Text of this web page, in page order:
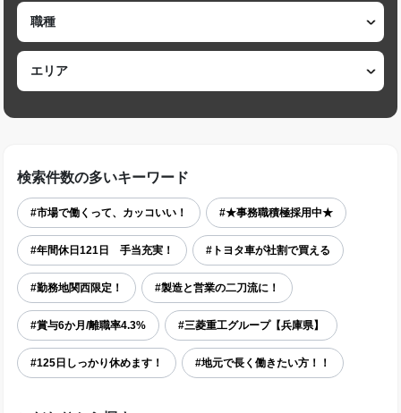
検索件数の多いキーワード
#市場で働くって、カッコいい！ #★事務職積極採用中★
#年間休日121日 手当充実！ #トヨタ車が社割で買える
#勤務地関西限定！ #製造と営業の二刀流に！
#賞与6か月/離職率4.3% #三菱重工グループ【兵庫県】
#125日しっかり休めます！ #地元で長く働きたい方！！